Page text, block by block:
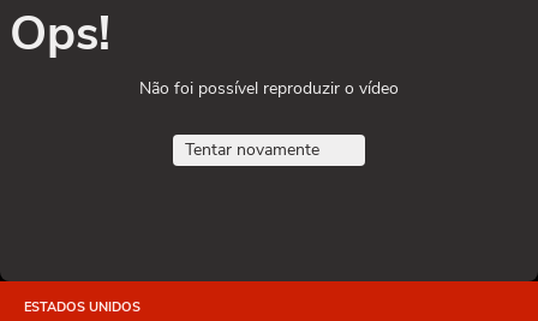
Ops!
Não foi possível reproduzir o vídeo
Tentar novamente
ESTADOS UNIDOS